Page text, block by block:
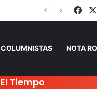
COLUMNISTAS NOTA
El Tiempo